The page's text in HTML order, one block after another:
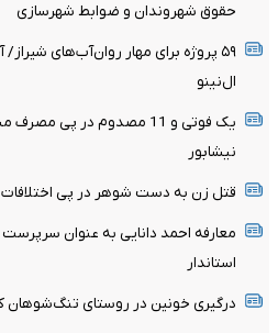
حقوق شهروندان و ضوابط شهرسازی
۵۹ پروژه برای مهار روان‌آب‌های
ال‌نینو
یک فوتی و 11 مصدوم در پی
نیشابور
قتل زن به دست شوهر در پی اختلافات
معارفه احمد دانایی به عنوان
استاندار
درگیری خونین در روستای تنگ‌شوهان